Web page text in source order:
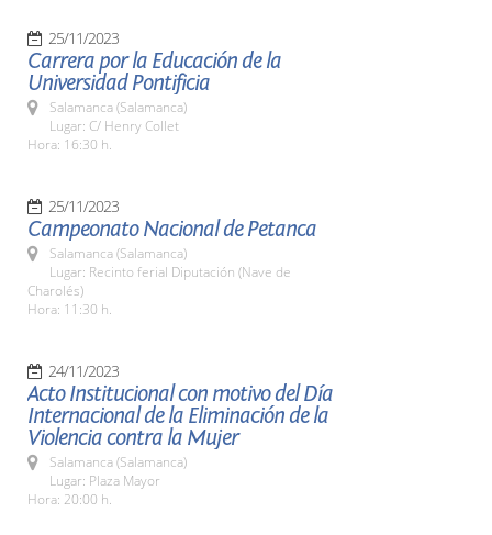
25/11/2023
Carrera por la Educación de la
Universidad Pontificia
Salamanca (Salamanca)
Lugar: C/ Henry Collet
Hora: 16:30 h.
25/11/2023
Campeonato Nacional de Petanca
Salamanca (Salamanca)
Lugar: Recinto ferial Diputación (Nave de
Charolés)
Hora: 11:30 h.
24/11/2023
Acto Institucional con motivo del Día
Internacional de la Eliminación de la
Violencia contra la Mujer
Salamanca (Salamanca)
Lugar: Plaza Mayor
Hora: 20:00 h.